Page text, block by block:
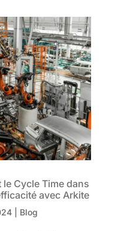
le Cycle Time dans
avec Arkite
| Blog